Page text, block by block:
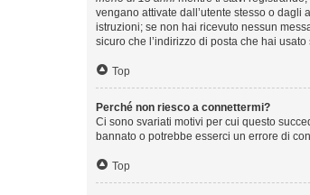
vengano attivate dall’utente stesso o
istruzioni; se non hai ricevuto nessun
sicuro che l’indirizzo di posta che hai
Top
Perché non riesco a connettermi?
Ci sono svariati motivi per cui questo
bannato o potrebbe esserci un errore di
Top